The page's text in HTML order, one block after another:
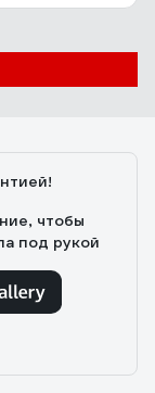
чтобы
под рукой